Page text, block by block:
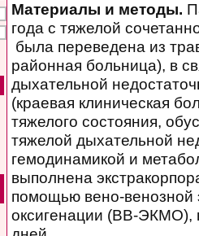
Материалы и методы.
года с тяжелой
была переведена из
районная больница), в
дыхательной
(краевая клиническая
тяжелого состояния,
тяжелой дыхательной
гемодинамикой и
выполнена
помощью вено-венозной
оксигенации (ВВ-ЭКМО),